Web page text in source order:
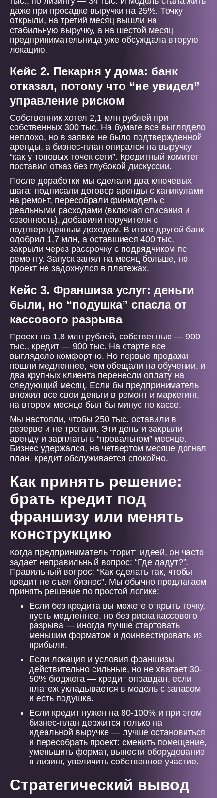
даже при просадке выручки на 25%. Точку
открыли, на третий месяц вышли на
стабильную выручку, а на шестой месяц
предпринимательница уже обсуждала вторую
локацию.
Кейс 2. Пекарня у дома: банк
отказал, потому что “не увидел”
управление риском
Собственник хотел 2,1 млн рублей при
собственных 300 тыс. На бумаге все выглядело
неплохо, но в заявке не было подтвержденной
аренды, а бизнес-план опирался на выручку
“как у топовых точек сети”. Кредитный комитет
поставил отказ без глубокой дискуссии.
После доработки мы сделали два ключевых
шага: подписали договор аренды с каникулами
на ремонт, пересобрали финмодель с
реальными расходами (включая списания и
сезонность), добавили поручителя с
подтвержденным доходом. В итоге другой банк
одобрил 1,7 млн, а оставшиеся 400 тыс.
закрыли через рассрочку с подрядчиком по
ремонту. Запуск занял на месяц больше, но
проект не задохнулся в платежах.
Кейс 3. Франшиза услуг: деньги
были, но “подушка” спасла от
кассового разрыва
Проект на 1,8 млн рублей, собственные — 900
тыс., кредит — 900 тыс. На старте все
выглядело комфортно. Но первые продажи
пошли медленнее, чем обещали на обучении, и
два крупных клиента перенесли оплату на
следующий месяц. Если бы предприниматель
вложил все свои деньги в ремонт и маркетинг,
на втором месяце был бы минус по кассе.
Мы настояли, чтобы 250 тыс. оставили в
резерве и не трогали. Эти деньги закрыли
аренду и зарплаты в “провальном” месяце.
Бизнес удержался, на четвертом месяце догнал
план, кредит обслуживается спокойно.
Как принять решение:
брать кредит под
франшизу или менять
конструкцию
Когда предприниматель “горит” идеей, он часто
задает неправильный вопрос: “Где дадут?”.
Правильный вопрос: “Как сделать так, чтобы
кредит не съел бизнес”. Мы обычно предлагаем
принять решение по простой логике:
Если без кредита вы можете открыть точку,
пусть медленнее, но без риска кассового
разрыва — иногда лучше стартовать
меньшим форматом и доинвестировать из
прибыли.
Если локация и условия франшизы
действительно сильные, но не хватает 30-
50% бюджета — кредит оправдан, если
платеж укладывается в модель с запасом
и есть подушка.
Если кредит нужен на 80-100% и при этом
бизнес-план держится только на
идеальной выручке — лучше остановиться
и пересобрать проект: сменить помещение,
уменьшить формат, вынести оборудование
в лизинг, увеличить собственное участие.
Стратегический вывод